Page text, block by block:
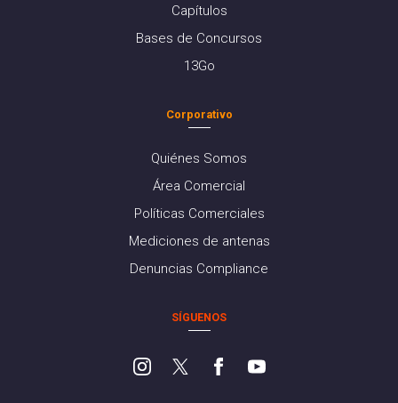
Capítulos
Bases de Concursos
13Go
Corporativo
Quiénes Somos
Área Comercial
Políticas Comerciales
Mediciones de antenas
Denuncias Compliance
SÍGUENOS